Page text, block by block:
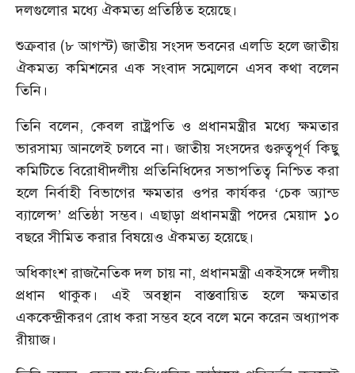
দলগুলোর মধ্যে ঐকমত্য প্রতিষ্ঠিত হয়েছে।
শুক্রবার (৮ আগস্ট) জাতীয় সংসদ ভবনের এলডি হলে জাতীয়
ঐকমত্য কমিশনের এক সংবাদ সম্মেলনে এসব কথা বলেন
তিনি।
তিনি বলেন, কেবল রাষ্ট্রপতি ও প্রধানমন্ত্রীর মধ্যে ক্ষমতার
ভারসাম্য আনলেই চলবে না। জাতীয় সংসদের গুরুত্বপূর্ণ কিছু
কমিটিতে বিরোধীদলীয় প্রতিনিধিদের সভাপতিত্ব নিশ্চিত করা
হলে নির্বাহী বিভাগের ক্ষমতার ওপর কার্যকর ‘চেক অ্যান্ড
ব্যালেন্স’ প্রতিষ্ঠা সম্ভব। এছাড়া প্রধানমন্ত্রী পদের মেয়াদ ১০
বছরে সীমিত করার বিষয়েও ঐকমত্য হয়েছে।
অধিকাংশ রাজনৈতিক দল চায় না, প্রধানমন্ত্রী একইসঙ্গে দলীয়
প্রধান থাকুক। এই অবস্থান বাস্তবায়িত হলে ক্ষমতার
এককেন্দ্রীকরণ রোধ করা সম্ভব হবে বলে মনে করেন অধ্যাপক
রীয়াজ।